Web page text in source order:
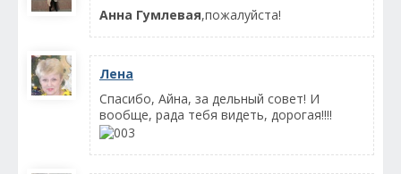
Анна Гумлевая,пожалуйста!
Лена
Спасибо, Айна, за дельный совет! И
вообще, рада тебя видеть, дорогая!!!!